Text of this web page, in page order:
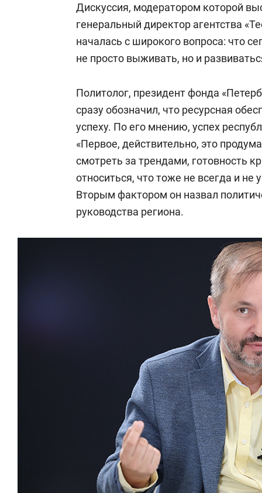
Дискуссия, модератором которой
генеральный директор агентства
началась с широкого вопроса: что
не просто выживать, но и
Политолог, президент фонда
сразу обозначил, что ресурсная
успеху. По его мнению, успех
«Первое, действительно, это
смотреть за трендами, готовность
относиться, что тоже не всегда и не
Вторым фактором он назвал
руководства региона.